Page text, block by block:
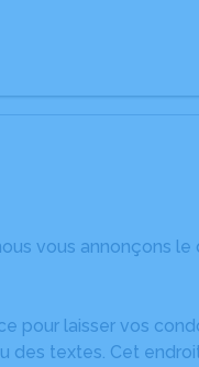
vous annonçons
pour laisser vos
des textes. Cet